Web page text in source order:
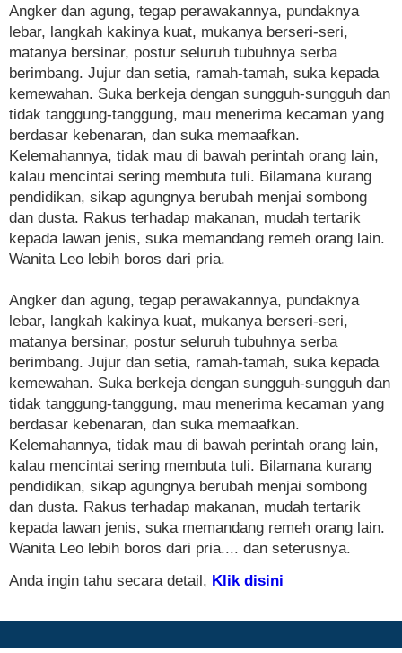
Angker dan agung, tegap perawakannya, pundaknya
lebar, langkah kakinya kuat, mukanya berseri-seri,
matanya bersinar, postur seluruh tubuhnya serba
berimbang. Jujur dan setia, ramah-tamah, suka kepada
kemewahan. Suka berkeja dengan sungguh-sungguh dan
tidak tanggung-tanggung, mau menerima kecaman yang
berdasar kebenaran, dan suka memaafkan.
Kelemahannya, tidak mau di bawah perintah orang lain,
kalau mencintai sering membuta tuli. Bilamana kurang
pendidikan, sikap agungnya berubah menjai sombong
dan dusta. Rakus terhadap makanan, mudah tertarik
kepada lawan jenis, suka memandang remeh orang lain.
Wanita Leo lebih boros dari pria.
Angker dan agung, tegap perawakannya, pundaknya
lebar, langkah kakinya kuat, mukanya berseri-seri,
matanya bersinar, postur seluruh tubuhnya serba
berimbang. Jujur dan setia, ramah-tamah, suka kepada
kemewahan. Suka berkeja dengan sungguh-sungguh dan
tidak tanggung-tanggung, mau menerima kecaman yang
berdasar kebenaran, dan suka memaafkan.
Kelemahannya, tidak mau di bawah perintah orang lain,
kalau mencintai sering membuta tuli. Bilamana kurang
pendidikan, sikap agungnya berubah menjai sombong
dan dusta. Rakus terhadap makanan, mudah tertarik
kepada lawan jenis, suka memandang remeh orang lain.
Wanita Leo lebih boros dari pria.... dan seterusnya.
Anda ingin tahu secara detail, Klik disini